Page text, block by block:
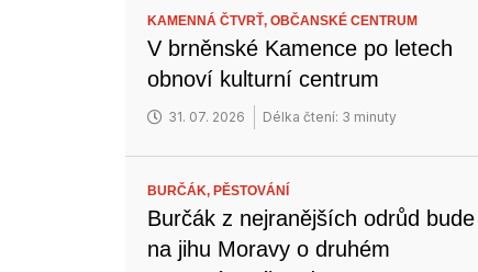
KAMENNÁ ČTVRŤ,OBČANSKÉ CENTRUM
V brněnské Kamence po letech
obnoví kulturní centrum
31. 07. 2026 Délka čtení: 3 minuty
BURČÁK,PĚSTOVÁNÍ
Burčák z nejranějších odrůd bude
na jihu Moravy o druhém